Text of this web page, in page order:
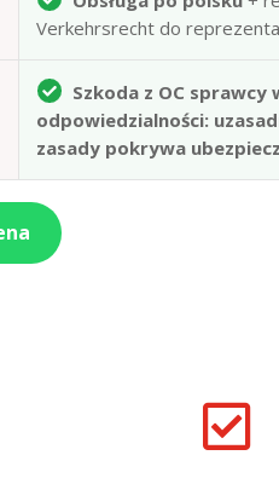
Verkehrsrecht do
Szkoda z OC sprawcy
odpowiedzialności:
zasady pokrywa
